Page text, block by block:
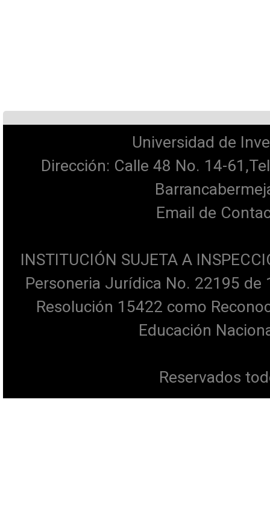
Universidad de
Dirección: Calle 48 No. 14-
Email de
INSTITUCIÓN SUJETA A
Personeria Jurídica No. 22195
Resolución 15422 como
Educación
Reservados